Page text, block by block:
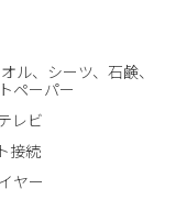
ル、シーツ、石鹸、
ペーパー
レビ
接続
ヤー